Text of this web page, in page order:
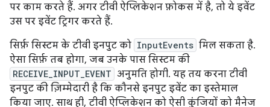
पर काम करते हैं. अगर टीवी ऐप्लिकेशन फ़ोकस में है, तो ये इवेंट
उस पर इवेंट ट्रिगर करते हैं.
सिर्फ़ सिस्टम के टीवी इनपुट को InputEvents मिल सकता है.
ऐसा सिर्फ़ तब होगा, जब उनके पास सिस्टम की
RECEIVE_INPUT_EVENT अनुमति होगी. यह तय करना टीवी
इनपुट की ज़िम्मेदारी है कि कौनसे इनपुट इवेंट का इस्तेमाल
किया जाए. साथ ही, टीवी ऐप्लिकेशन को ऐसी कुंजियों को मैनेज